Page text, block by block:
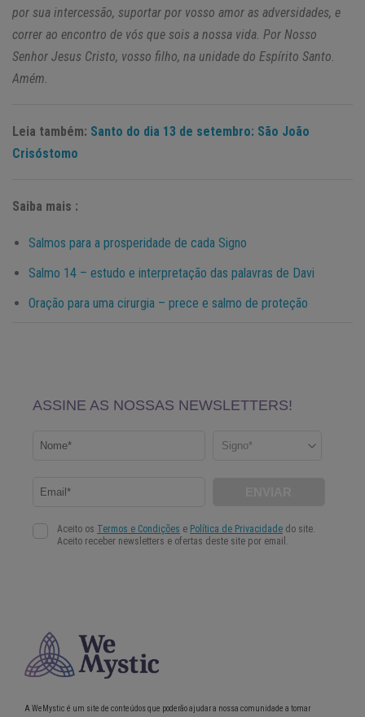
por sua intercessão, suportar por vosso amor as adversidades, e
correr ao encontro de vós que sois a nossa vida. Por Nosso
Senhor Jesus Cristo, vosso filho, na unidade do Espírito Santo.
Amém.
Leia também: Santo do dia 13 de setembro: São João
Crisóstomo
Saiba mais :
Salmos para a prosperidade de cada Signo
Salmo 14 – estudo e interpretação das palavras de Davi
Oração para uma cirurgia – prece e salmo de proteção
A WeMystic é um site de conteúdos que poderão ajudar a nossa comunidade a tomar